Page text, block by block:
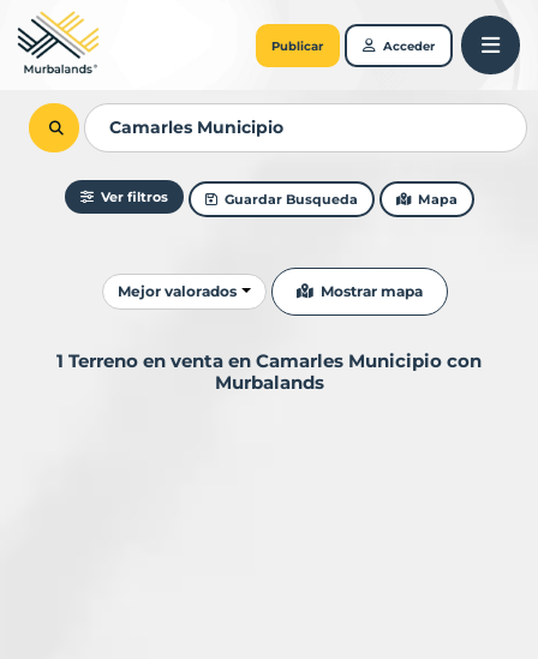
Publicar Acceder
Ver filtros Guardar Busqueda Mapa
Ordenar resultados
Mejor valorados Mostrar mapa
1 Terreno en venta en Camarles Municipio con
Murbalands